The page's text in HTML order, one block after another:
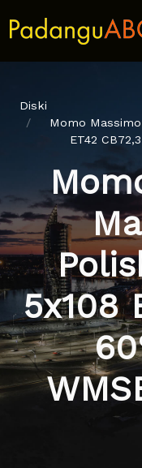
Diski
Momo
ET42
5x108